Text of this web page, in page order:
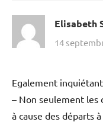
Elisabeth
14
Egalement
– Non seulement les
à cause des départs